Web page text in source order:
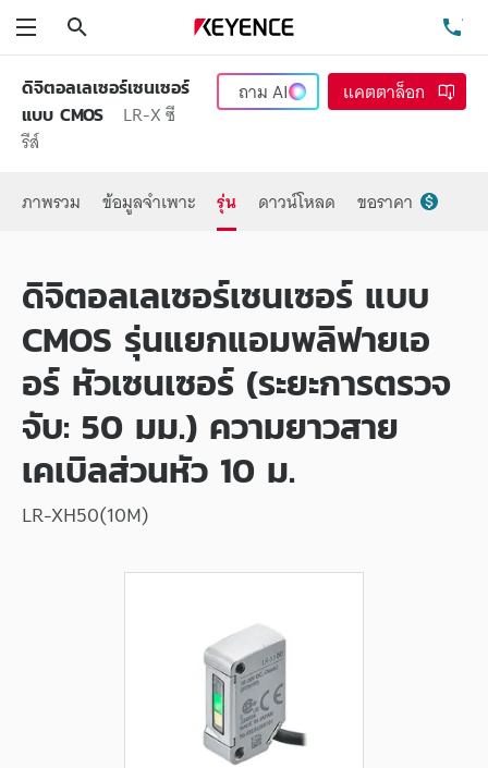
ดิจิตอลเลเซอร์เซนเซอร์
แบบ CMOS
LR-X ซี
รีส์
ถามAI แคตตาล็อก
ภาพรวม ข้อมูลจำเพาะ รุ่น ดาวน์โหลด ขอราคา
ดิจิตอลเลเซอร์เซนเซอร์ แบบ
CMOS รุ่นแยกแอมพลิฟายเอ
อร์ หัวเซนเซอร์ (ระยะการตรวจ
จับ: 50 มม.) ความยาวสาย
เคเบิลส่วนหัว 10 ม.
LR-XH50(10M)